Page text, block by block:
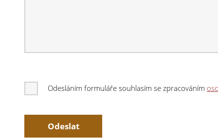
Odesláním formuláře souhlasím se zpracováním